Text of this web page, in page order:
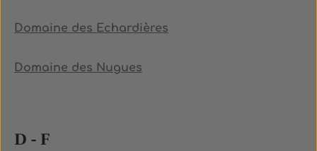
Domaine des Echardières
Domaine des Nugues
D - F